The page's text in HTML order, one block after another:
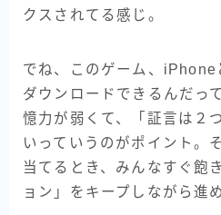
クスされてる感じ。
でね、このゲーム、
ダウンロードできるんだっ
憶力が弱くて、「証言は２
いっていうのがポイント。
当てるとき、みんなすぐ飽
ョン」をキープしながら進